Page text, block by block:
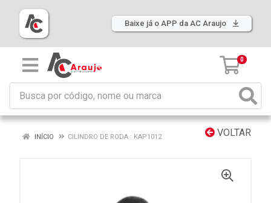
Baixe já o APP da AC Araujo
0
VOLTAR
INÍCIO CILINDRO DE RODA : KAP1012